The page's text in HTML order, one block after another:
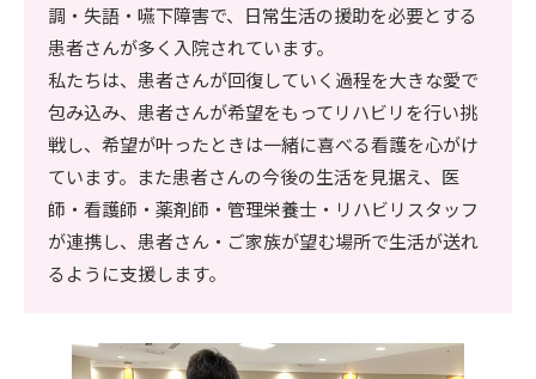
調・失語・嚥下障害で、日常生活の援助を必要とする
患者さんが多く入院されています。
私たちは、患者さんが回復していく過程を大きな愛で
包み込み、患者さんが希望をもってリハビリを行い挑
戦し、希望が叶ったときは一緒に喜べる看護を心がけ
ています。また患者さんの今後の生活を見据え、医
師・看護師・薬剤師・管理栄養士・リハビリスタッフ
が連携し、患者さん・ご家族が望む場所で生活が送れ
るように支援します。